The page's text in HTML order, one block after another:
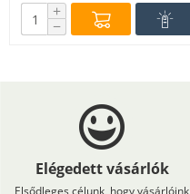
+
−
Elégedett vásárlók